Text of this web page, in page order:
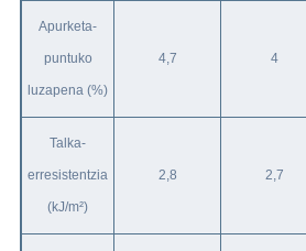
Apurketa-
puntuko
luzapena (%)
4,7 4
Talka-
erresistentzia
(kJ/m²)
2,8 2,7